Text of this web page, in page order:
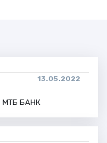
13.05.2022
МТБ БАНК